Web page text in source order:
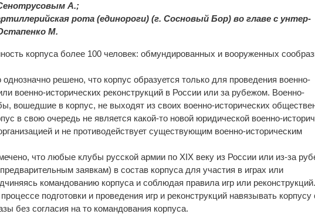
А.;
рота (единороги) (г. Сосновый Бор) во главе с унтер-
М.
корпуса более 100 человек: обмундированных и вооруженных
решено, что корпус образуется только для проведения военно-
военно-исторических реконструкций в России или за рубежом. Военно-
вошедшие в корпус, не выходят из своих военно-исторических
в свою очередь не является какой-то новой юридической военно-
и не противодействует существующим военно-историческим
что любые клубы русской армии по XIX веку из России или из-за
заявкам) в состав корпуса для участия в играх или
командованию корпуса и соблюдая правила игр или реконструкций.
подготовки и проведения игр и реконструкций навязывать корпусу
без согласия на то командования корпуса.